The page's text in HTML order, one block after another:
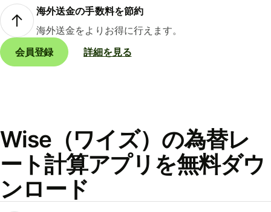
海外送金の手数料を節約
海外送金をよりお得に行えます。
会員登録
詳細を見る
Wise（ワイズ）の為替レ
ート計算アプリを無料ダウ
ンロード